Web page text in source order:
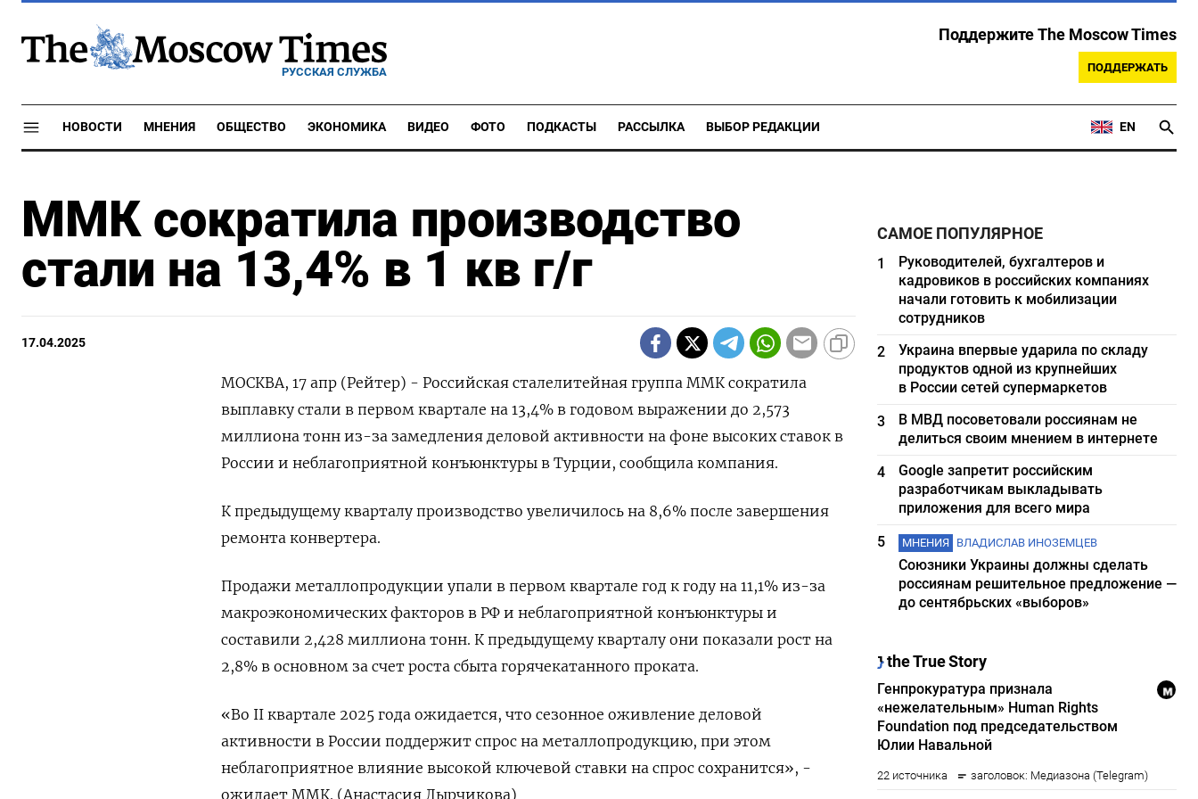
РУССКАЯ СЛУЖБА
Поддержите The Moscow Times
ПОДДЕРЖАТЬ
НОВОСТИ МНЕНИЯ ОБЩЕСТВО ЭКОНОМИКА ВИДЕО ФОТО ПОДКАСТЫ РАССЫЛКА ВЫБОР РЕДАКЦИИ EN
ММК сократила производство
стали на 13,4% в 1 кв г/г
17.04.2025
МОСКВА, 17 апр (Рейтер) - Российская сталелитейная группа ММК сократила
выплавку стали в первом квартале на 13,4% в годовом выражении до 2,573
миллиона тонн из-за замедления деловой активности на фоне высоких ставок в
России и неблагоприятной конъюнктуры в Турции, сообщила компания.
К предыдущему кварталу производство увеличилось на 8,6% после завершения
ремонта конвертера.
Продажи металлопродукции упали в первом квартале год к году на 11,1% из-за
макроэкономических факторов в РФ и неблагоприятной конъюнктуры и
составили 2,428 миллиона тонн. К предыдущему кварталу они показали рост на
2,8% в основном за счет роста сбыта горячекатанного проката.
«Во II квартале 2025 года ожидается, что сезонное оживление деловой
активности в России поддержит спрос на металлопродукцию, при этом
неблагоприятное влияние высокой ключевой ставки на спрос сохранится», -
ожидает ММК. (Анастасия Лырчикова)
САМОЕ ПОПУЛЯРНОЕ
1
Руководителей, бухгалтеров и
кадровиков в российских компаниях
начали готовить к мобилизации
сотрудников
2
Украина впервые ударила по складу
продуктов одной из крупнейших
в России сетей супермаркетов
3
В МВД посоветовали россиянам не
делиться своим мнением в интернете
4
Google запретит российским
разработчикам выкладывать
приложения для всего мира
5
МНЕНИЯ ВЛАДИСЛАВ ИНОЗЕМЦЕВ
Союзники Украины должны сделать
россиянам решительное предложение —
до сентябрьских «выборов»